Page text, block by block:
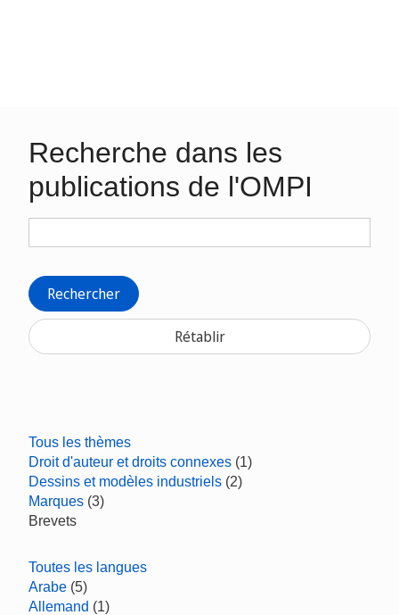
Recherche dans les
publications de l'OMPI
Rechercher
Rétablir
Tous les thèmes
Droit d'auteur et droits connexes (1)
Dessins et modèles industriels (2)
Marques (3)
Brevets
Toutes les langues
Arabe (5)
Allemand (1)